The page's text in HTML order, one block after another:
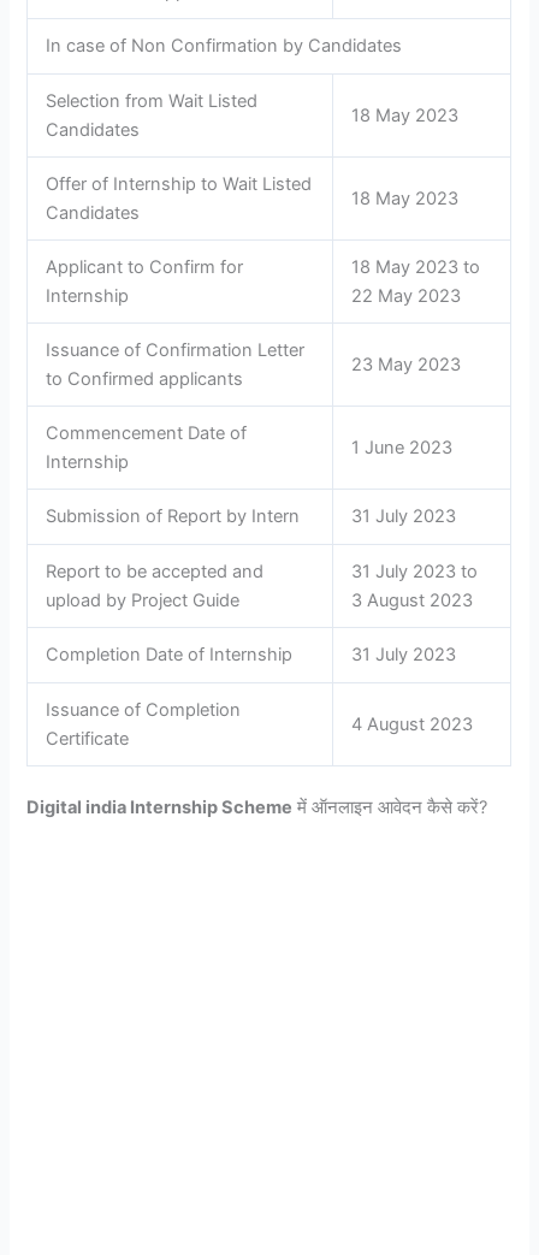
In case of Non Confirmation by Candidates
Selection from Wait Listed
Candidates
18 May 2023
Offer of Internship to Wait Listed
Candidates
18 May 2023
Applicant to Confirm for
Internship
18 May 2023 to
22 May 2023
Issuance of Confirmation Letter
to Confirmed applicants
23 May 2023
Commencement Date of
Internship
1 June 2023
Submission of Report by Intern 31 July 2023
Report to be accepted and
upload by Project Guide
31 July 2023 to
3 August 2023
Completion Date of Internship 31 July 2023
Issuance of Completion
Certificate
4 August 2023
Digital india Internship Scheme में ऑनलाइन आवेदन कैसे करें?